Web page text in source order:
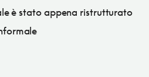
è stato appena ristrutturato